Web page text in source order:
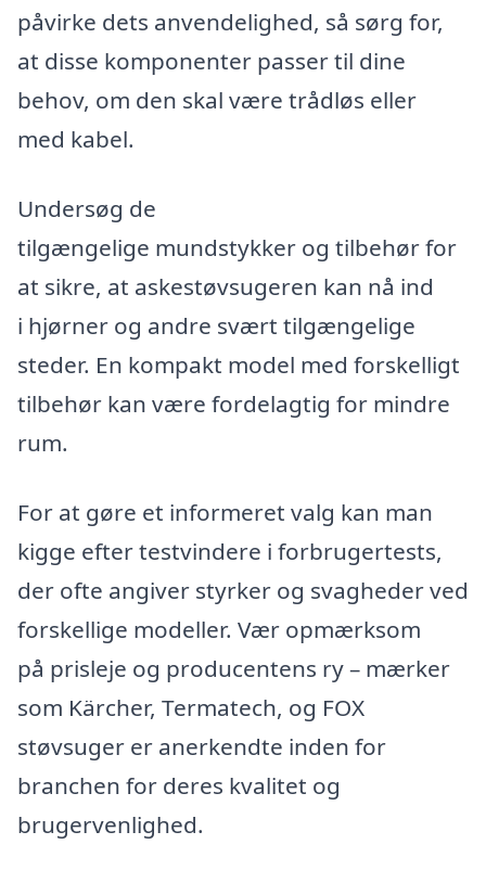
påvirke dets anvendelighed, så sørg for,
at disse komponenter passer til dine
behov, om den skal være trådløs eller
med kabel.
Undersøg de
tilgængelige mundstykker og tilbehør for
at sikre, at askestøvsugeren kan nå ind
i hjørner og andre svært tilgængelige
steder. En kompakt model med forskelligt
tilbehør kan være fordelagtig for mindre
rum.
For at gøre et informeret valg kan man
kigge efter testvindere i forbrugertests,
der ofte angiver styrker og svagheder ved
forskellige modeller. Vær opmærksom
på prisleje og producentens ry – mærker
som Kärcher, Termatech, og FOX
støvsuger er anerkendte inden for
branchen for deres kvalitet og
brugervenlighed.